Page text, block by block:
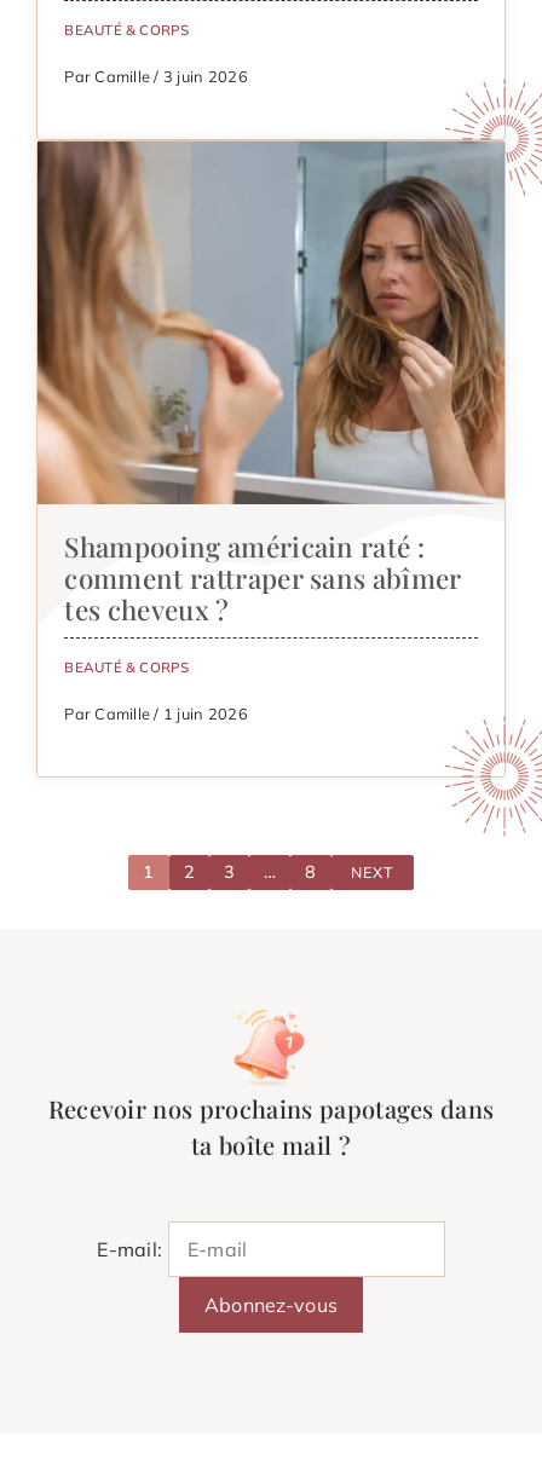
BEAUTÉ & CORPS
Par Camille / 3 juin 2026
Shampooing américain raté :
comment rattraper sans abîmer
tes cheveux ?
BEAUTÉ & CORPS
Par Camille / 1 juin 2026
1 2 3 … 8 NEXT
Recevoir nos prochains papotages dans
ta boîte mail ?
E-mail: